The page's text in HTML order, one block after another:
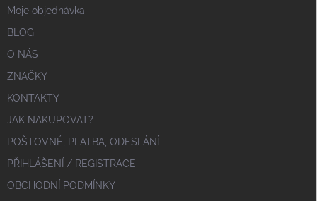
Moje objednávka
BLOG
O NÁS
ZNAČKY
KONTAKTY
JAK NAKUPOVAT?
POŠTOVNÉ, PLATBA, ODESLÁNÍ
PŘIHLÁŠENÍ / REGISTRACE
OBCHODNÍ PODMÍNKY